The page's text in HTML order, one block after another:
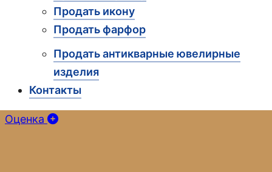
Продать икону
Продать фарфор
Продать антикварные ювелирные
изделия
Контакты
Оценка